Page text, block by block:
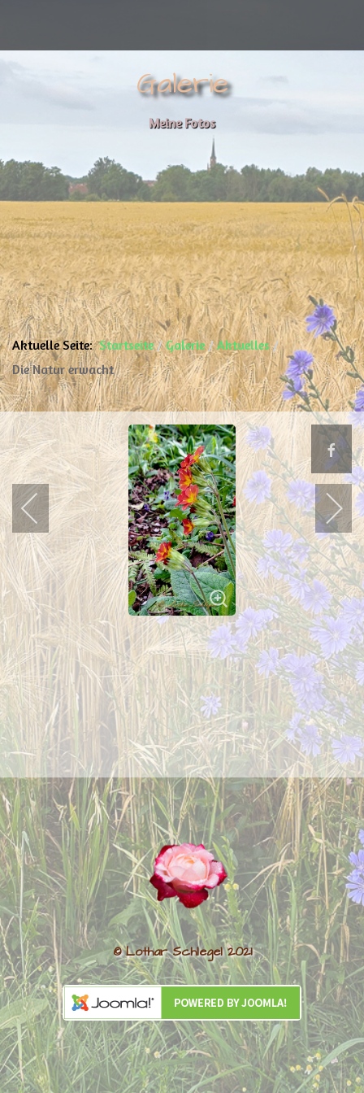
Galerie
Meine Fotos
Aktuelle Seite:Startseite Galerie
Aktuelles
Die Natur erwacht
© Lothar Schlegel 2021